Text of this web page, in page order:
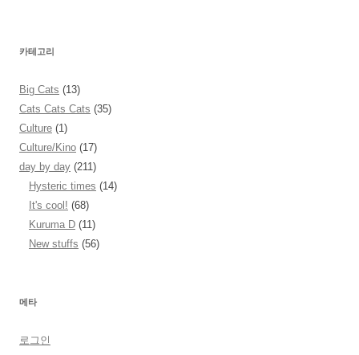
카테고리
Big Cats (13)
Cats Cats Cats (35)
Culture (1)
Culture/Kino (17)
day by day (211)
Hysteric times (14)
It's cool! (68)
Kuruma D (11)
New stuffs (56)
메타
로그인